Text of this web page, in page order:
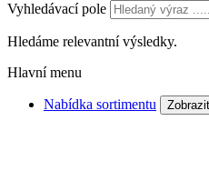
Vyhledávací pole
Hledáme relevantní výsledky.
Hlavní menu
Nabídka sortimentu